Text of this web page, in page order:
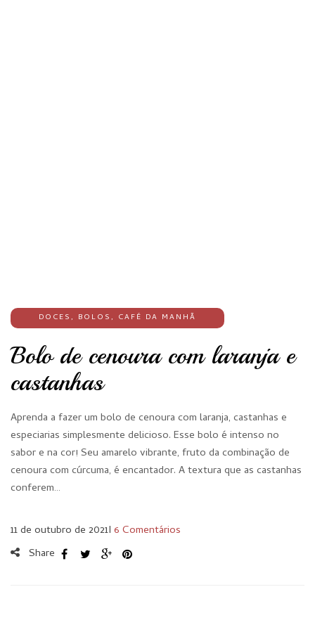
DOCES, BOLOS, CAFÉ DA MANHÃ
Bolo de cenoura com laranja e
castanhas
Aprenda a fazer um bolo de cenoura com laranja, castanhas e
especiarias simplesmente delicioso. Esse bolo é intenso no
sabor e na cor! Seu amarelo vibrante, fruto da combinação de
cenoura com cúrcuma, é encantador. A textura que as castanhas
conferem…
11 de outubro de 2021I 6 Comentários
Share